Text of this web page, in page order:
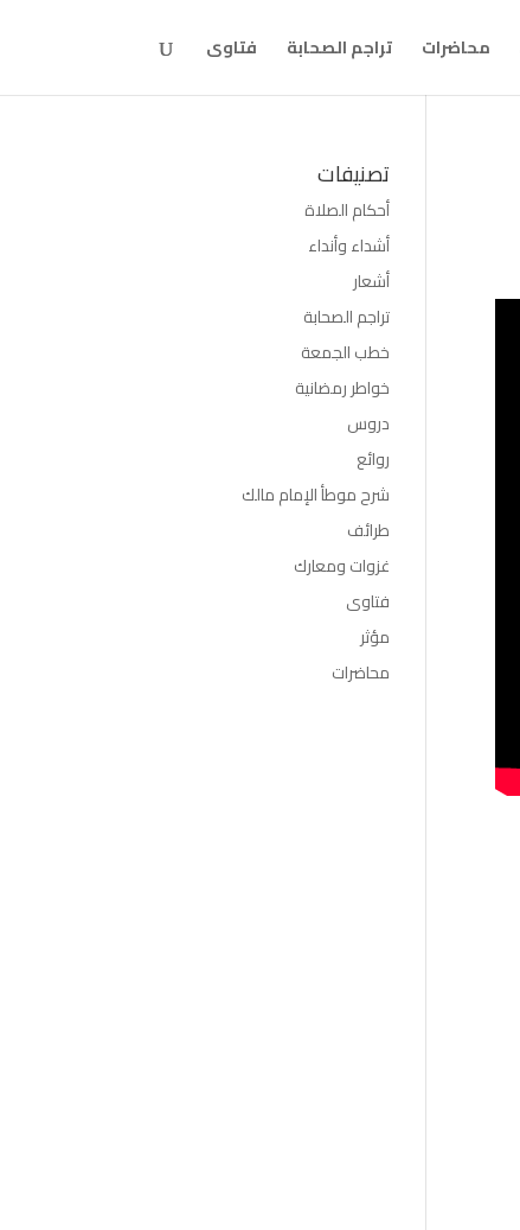
محاضرات تراجم الصحابة فتاوى
تصنيفات
أحكام الصلاة
أشداء وأنداء
أشعار
تراجم الصحابة
خطب الجمعة
خواطر رمضانية
دروس
روائع
شرح موطأ الإمام مالك
طرائف
غزوات ومعارك
فتاوى
مؤثر
محاضرات